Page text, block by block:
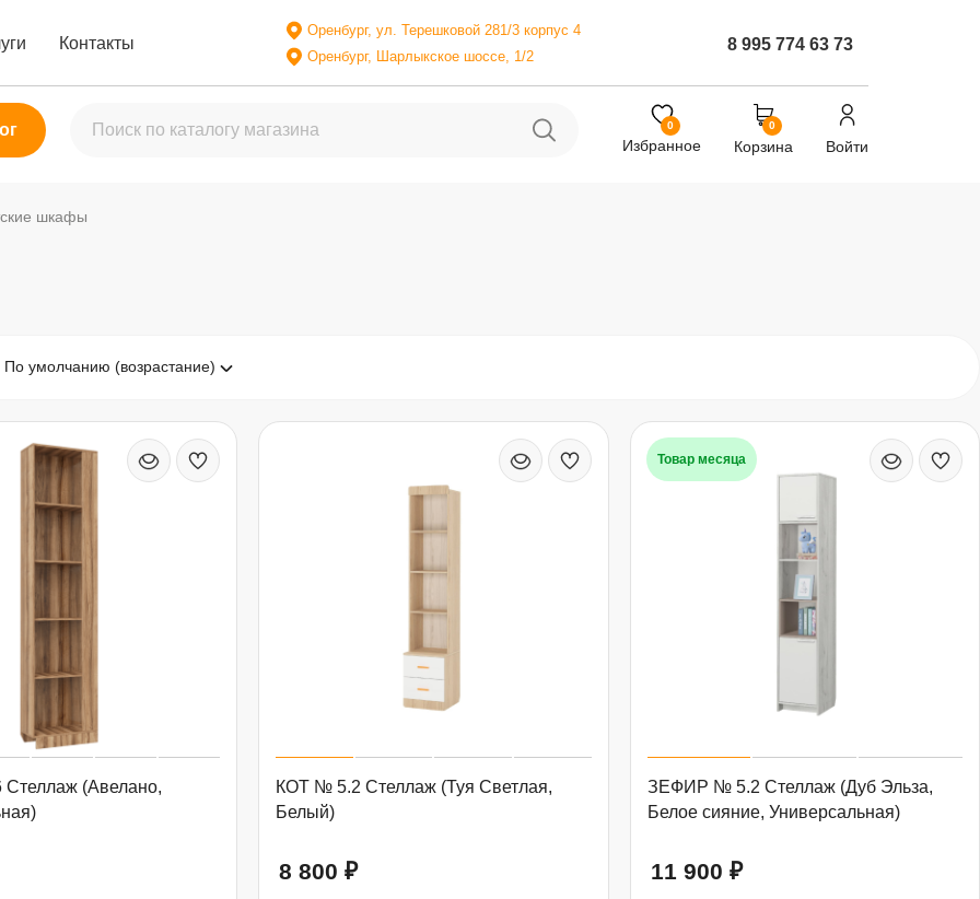
Контакты
Оренбург, ул. Терешковой 281/3 корпус 4
Оренбург, Шарлыкское шоссе, 1/2
8 995 774 63 73
0
Избранное
0
Корзина Войти
шкафы
По умолчанию (возрастание)
(Авелано,
КОТ № 5.2 Стеллаж (Туя Светлая,
Белый)
8 800 ₽
Товар месяца
ЗЕФИР № 5.2 Стеллаж (Дуб Эльза,
Белое сияние, Универсальная)
11 900 ₽